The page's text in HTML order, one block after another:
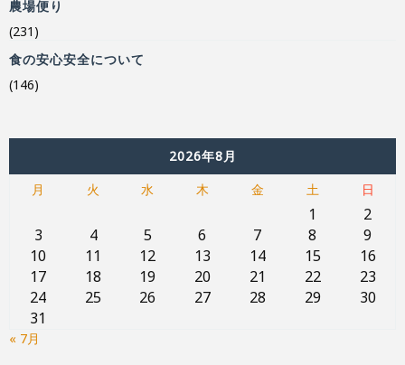
農場便り
(231)
食の安心安全について
(146)
2026年8月
月
火 水 木 金 土 日
1
2
3
4 5 6 7 8
9
10
11 12 13 14 15
16
17
18 19 20 21 22
23
24
25 26 27 28 29
30
31
« 7月